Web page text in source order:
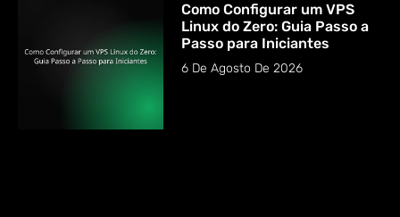
Como Configurar um VPS
Linux do Zero: Guia Passo a
Passo para Iniciantes
6 De Agosto De 2026